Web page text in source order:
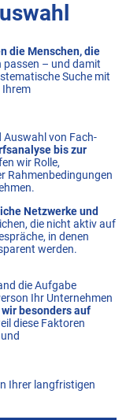
die Menschen, die
passen – und damit
Suche mit
Ihrem
Auswahl von Fach-
bis zur
wir Rolle,
Rahmenbedingungen
Netzwerke und
die nicht aktiv auf
in denen
werden.
die Aufgabe
Ihr Unternehmen
besonders auf
diese Faktoren
Ihrer langfristigen